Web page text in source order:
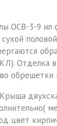
ОСВ-3-9 ил
Отделка
цвет